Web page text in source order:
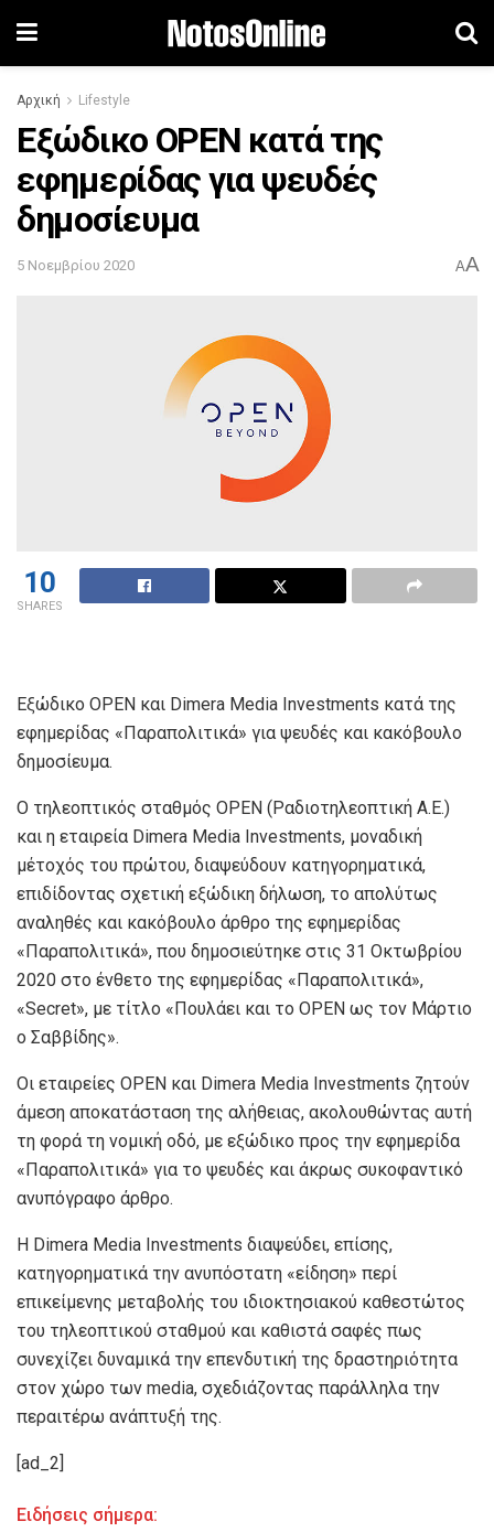
Αρχική Lifestyle
Εξώδικο OPEN κατά της
εφημερίδας για ψευδές
δημοσίευμα
5 Νοεμβρίου 2020 AA
10
SHARES
Εξώδικο OPEN και Dimera Media Investments κατά της
εφημερίδας «Παραπολιτικά» για ψευδές και κακόβουλο
δημοσίευμα.
Ο τηλεοπτικός σταθμός OPEN (Ραδιοτηλεοπτική Α.Ε.)
και η εταιρεία Dimera Media Investments, μοναδική
μέτοχός του πρώτου, διαψεύδουν κατηγορηματικά,
επιδίδοντας σχετική εξώδικη δήλωση, το απολύτως
αναληθές και κακόβουλο άρθρο της εφημερίδας
«Παραπολιτικά», που δημοσιεύτηκε στις 31 Οκτωβρίου
2020 στο ένθετο της εφημερίδας «Παραπολιτικά»,
«Secret», με τίτλο «Πουλάει και το OPEN ως τον Μάρτιο
ο Σαββίδης».
Οι εταιρείες OPEN και Dimera Media Investments ζητούν
άμεση αποκατάσταση της αλήθειας, ακολουθώντας αυτή
τη φορά τη νομική οδό, με εξώδικο προς την εφημερίδα
«Παραπολιτικά» για το ψευδές και άκρως συκοφαντικό
ανυπόγραφο άρθρο.
Η Dimera Media Investments διαψεύδει, επίσης,
κατηγορηματικά την ανυπόστατη «είδηση» περί
επικείμενης μεταβολής του ιδιοκτησιακού καθεστώτος
του τηλεοπτικού σταθμού και καθιστά σαφές πως
συνεχίζει δυναμικά την επενδυτική της δραστηριότητα
στον χώρο των media, σχεδιάζοντας παράλληλα την
περαιτέρω ανάπτυξή της.
[ad_2]
Ειδήσεις σήμερα: